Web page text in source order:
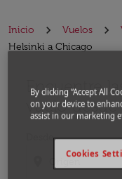
Inicio Vuelos
Helsinki a Chicago
Encuentre
vuelo
Desde
Por favor,
By clicking “Accept All
on your device to
assist in our marketing
Cookies